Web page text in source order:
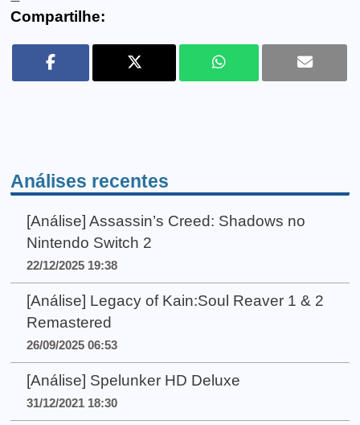
Compartilhe:
Análises recentes
[Análise] Assassin’s Creed: Shadows no
Nintendo Switch 2
22/12/2025 19:38
[Análise] Legacy of Kain:Soul Reaver 1 & 2
Remastered
26/09/2025 06:53
[Análise] Spelunker HD Deluxe
31/12/2021 18:30